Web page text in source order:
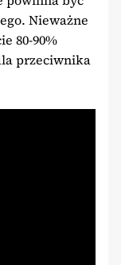
Nieważne
80-90%
przeciwnika